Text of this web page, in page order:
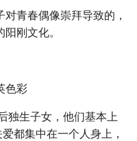
青春偶像崇拜导致的，
刚文化。
色彩
独生子女，他们基本上
都集中在一个人身上，